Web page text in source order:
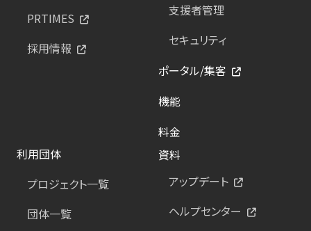
PRTIMES
採用情報
支援者管理
セキュリティ
ポータル/集客
機能
料金
利用団体
プロジェクト一覧
団体一覧
資料
アップデート
ヘルプセンター